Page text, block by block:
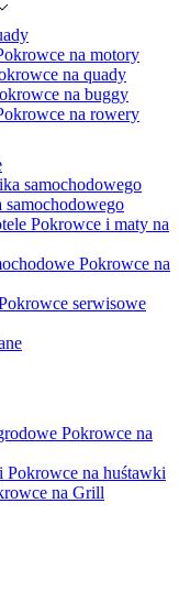
na motory
na quady
na buggy
na rowery
samochodowego
Pokrowce i maty na
Pokrowce na
serwisowe
Pokrowce na
Pokrowce na huśtawki
na Grill